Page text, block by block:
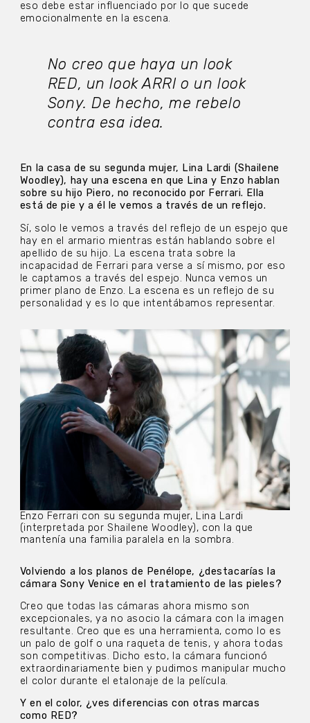
eso debe estar influenciado por lo que sucede
emocionalmente en la escena.
No creo que haya un look
RED, un look ARRI o un look
Sony. De hecho, me rebelo
contra esa idea.
En la casa de su segunda mujer, Lina Lardi (Shailene
Woodley), hay una escena en que Lina y Enzo hablan
sobre su hijo Piero, no reconocido por Ferrari. Ella
está de pie y a él le vemos a través de un reflejo.
Sí, solo le vemos a través del reflejo de un espejo que
hay en el armario mientras están hablando sobre el
apellido de su hijo. La escena trata sobre la
incapacidad de Ferrari para verse a sí mismo, por eso
le captamos a través del espejo. Nunca vemos un
primer plano de Enzo. La escena es un reflejo de su
personalidad y es lo que intentábamos representar.
Enzo Ferrari con su segunda mujer, Lina Lardi
(interpretada por Shailene Woodley), con la que
mantenía una familia paralela en la sombra.
Volviendo a los planos de Penélope, ¿destacarías la
cámara Sony Venice en el tratamiento de las pieles?
Creo que todas las cámaras ahora mismo son
excepcionales, ya no asocio la cámara con la imagen
resultante. Creo que es una herramienta, como lo es
un palo de golf o una raqueta de tenis, y ahora todas
son competitivas. Dicho esto, la cámara funcionó
extraordinariamente bien y pudimos manipular mucho
el color durante el etalonaje de la película.
Y en el color, ¿ves diferencias con otras marcas
como RED?